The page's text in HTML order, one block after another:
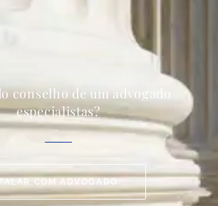
conselho de um advogado
especialistas?
FALAR COM ADVOGADO